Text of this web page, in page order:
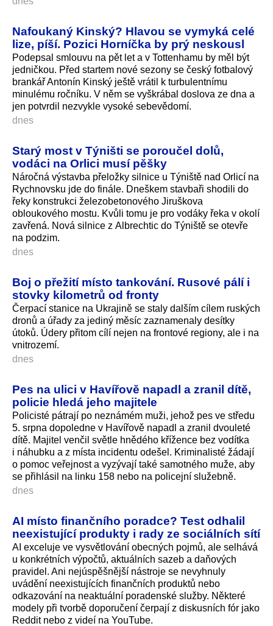
Nafoukaný Kinský? Hlavou se vymyká celé
lize, píší. Pozici Horníčka by prý neskousl
Podepsal smlouvu na pět let a v Tottenhamu by měl být
jedničkou. Před startem nové sezony se český fotbalový
brankář Antonín Kinský ještě vrátil k turbulentnímu
minulému ročníku. V něm se vyškrábal doslova ze dna a
jen potvrdil nezvykle vysoké sebevědomí.
dnes
Starý most v Týništi se poroučel dolů,
vodáci na Orlici musí pěšky
Náročná výstavba přeložky silnice u Týniště nad Orlicí na
Rychnovsku jde do finále. Dneškem stavbaři shodili do
řeky konstrukci železobetonového Jiruškova
obloukového mostu. Kvůli tomu je pro vodáky řeka v okolí
zavřená. Nová silnice z Albrechtic do Týniště se otevře
na podzim.
dnes
Boj o přežití místo tankování. Rusové pálí i
stovky kilometrů od fronty
Čerpací stanice na Ukrajině se staly dalším cílem ruských
dronů a úřady za jediný měsíc zaznamenaly desítky
útoků. Údery přitom cílí nejen na frontové regiony, ale i na
vnitrozemí.
dnes
Pes na ulici v Havířově napadl a zranil dítě,
policie hledá jeho majitele
Policisté pátrají po neznámém muži, jehož pes ve středu
5. srpna dopoledne v Havířově napadl a zranil dvouleté
dítě. Majitel venčil světle hnědého křížence bez vodítka
i náhubku a z místa incidentu odešel. Kriminalisté žádají
o pomoc veřejnost a vyzývají také samotného muže, aby
se přihlásil na linku 158 nebo na policejní služebně.
dnes
AI místo finančního poradce? Test odhalil
neexistující produkty i rady ze sociálních sítí
AI exceluje ve vysvětlování obecných pojmů, ale selhává
u konkrétních výpočtů, aktuálních sazeb a daňových
pravidel. Ani nejúspěšnější nástroje se nevyhnuly
uvádění neexistujících finančních produktů nebo
odkazování na neaktuální poradenské služby. Některé
modely při tvorbě doporučení čerpají z diskusních fór jako
Reddit nebo z videí na YouTube.